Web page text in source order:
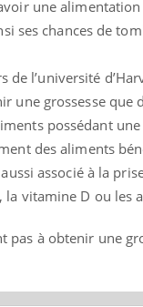
une
ses chances de
l’université
une grossesse que
possédant
des aliments
associé à la
la vitamine D ou les
pas à obtenir une